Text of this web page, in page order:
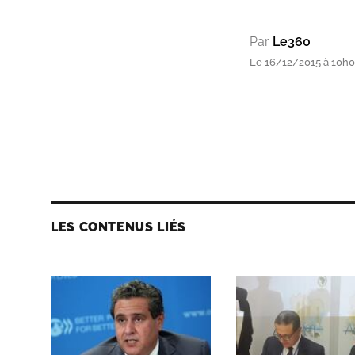
Par Le360
Le 16/12/2015 à
LES CONTENUS LIÉS